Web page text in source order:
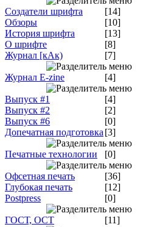
Создатели шрифта
[14]
Обзоры
[10]
История шрифта
[13]
О шрифте
[8]
Журнал [кАк)
[7]
Журнал E-zine [4]
Выпуск #1
[4]
Выпуск #2
[2]
Выпуск #6
[0]
Допечатная подготовка [3]
Печатные технологии [0]
Офсетная печать
[36]
Глубокая печать
[12]
Postpress
[0]
ГОСТ, ОСТ [11]